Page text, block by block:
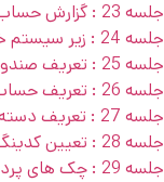
جلسه 23 : گزارش حساب اشخاص
جلسه 24 : زیر سیستم خزانه داری
جلسه 25 : تعریف صندوق
جلسه 26 : تعریف حساب های جاری
جلسه 27 : تعریف دسته چک
جلسه 28 : تعیین کدینگ عملیات
جلسه 29 : چک های پرداختی اول دوره